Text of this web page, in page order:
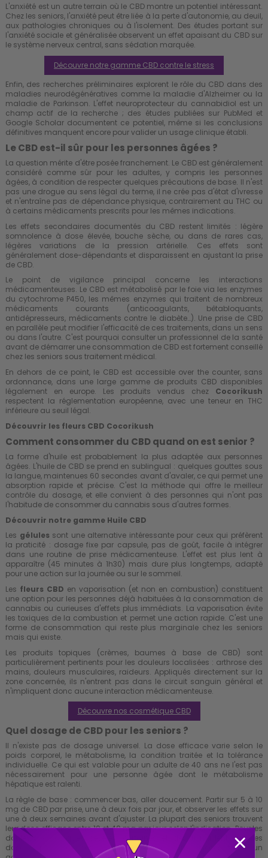
L'anxiété est un autre terrain où le CBD montre un potentiel intéressant.
Chez les seniors, l'anxiété peut être liée à la perte d'autonomie, au deuil,
aux pathologies chroniques ou à l'isolement. Des études portant sur
l'anxiété sociale et généralisée observent un effet apaisant du CBD sur
le système nerveux central, sans sédation marquée.
Découvre notre gamme CBD contre le stress
Enfin, des recherches préliminaires explorent le rôle du CBD dans des
maladies neurodégénératives comme la maladie d'Alzheimer ou la
maladie de Parkinson. L'effet neuroprotecteur du cannabidiol est un
champ actif de la recherche ; des études publiées sur PubMed et
Google Scholar documentent ce potentiel, même si les conclusions
définitives manquent encore pour valider un usage clinique établi.
Le CBD est-il sûr pour les personnes âgées ?
La question mérite d'être posée franchement. Le CBD est généralement
considéré comme sûr pour les adultes, y compris les personnes
âgées, à condition de respecter quelques précautions de base. Il n'est
pas une drogue au sens légal du terme, il ne crée pas d'état d'ivresse
et n'entraîne pas de dépendance physique, contrairement au THC ou
à certains médicaments prescrits pour les mêmes indications.
Les effets secondaires documentés du CBD restent limités : légère
somnolence à dose élevée, bouche sèche, ou dans de rares cas,
légères variations de la pression artérielle. Ces effets sont
généralement dose-dépendants et disparaissent en ajustant la prise
de CBD.
Le point de vigilance principal concerne les interactions
médicamenteuses. Le CBD est métabolisé par le foie via les enzymes
du cytochrome P450, les mêmes enzymes qui traitent de nombreux
médicaments courants (anticoagulants, bêtabloquants,
antidépresseurs, médicaments contre le diabète…). Une prise de CBD
en parallèle peut modifier l'efficacité de ces traitements, dans un sens
ou dans l'autre. C'est pourquoi consulter un professionnel de la santé
avant de démarrer une consommation de CBD est fortement conseillé
chez les seniors sous traitement médical.
En dehors de ce point, le CBD est accessible over the counter, sans
ordonnance, dans une large gamme de produits CBD disponibles
légalement en europe. Les produits vendus chez Cocorikush
respectent la réglementation européenne, avec une teneur en THC
inférieure au seuil légal.
Découvrir les fleurs CBD Cocorikush
Comment consommer du CBD quand on est senior ?
La forme d'huile est probablement la plus adaptée aux personnes
âgées. L'huile de CBD se prend en sublingual : quelques gouttes sous
la langue, maintenues 60 secondes avant d'avaler, ce qui permet une
absorption rapide et précise. C'est la méthode qui offre le meilleur
contrôle du dosage, et elle convient à des personnes qui n'ont pas
l'habitude de consommer du cannabis sous d'autres formes.
Découvrir notre gamme Huile CBD
Les gélules sont une alternative intéressante pour ceux qui préfèrent
la praticité : dosage fixe par capsule, pas de goût, facile à intégrer
dans une routine de prise médicamenteuse. L'effet est plus lent à
apparaître (45 minutes à 1h30) mais dure plus longtemps, adapté
pour une action sur la journée ou sur le sommeil.
Les fleurs CBD en vaporisation (et non en combustion) constituent
une option pour les personnes déjà habituées à la consommation de
cannabis ou curieuses d'effets plus immédiats. La vaporisation évite
les toxiques de la combustion et permet une action rapide. C'est une
forme de consommation qui reste plus marginale chez les seniors
mais qui existe.
Les produits topiques (crèmes, baumes à base de CBD) sont
particulièrement pertinents pour les douleurs localisées : arthrose des
mains, douleurs musculaires, raideurs. Appliqués directement sur la
zone concernée, ils n'entrent pas dans le circuit sanguin général et
n'impliquent donc aucune interaction médicamenteuse.
Découvre nos cosmétique CBD
Quel dosage de CBD pour les seniors ?
Il n'existe pas de dosage universel. La dose efficace varie selon le
poids corporel, le métabolisme, la condition traitée et la tolérance
individuelle. Ce qui est valable pour un adulte de 40 ans ne l'est pas
nécessairement pour une personne âgée dont le métabolisme
hépatique est ralenti.
La règle de base : commencer bas, aller doucement. Partir sur 5 à 10
mg de CBD par prise, une à deux fois par jour, et observer les effets sur
une à deux semaines avant d'ajuster. La plupart des seniors trouvent
leur dose efficace entre 10 et 40 mg par jour selon l'indication. Pour les
douleurs chroniques sévères, certaines études travaillent sur des
doses plus élevées, mais ces niveaux nécessitent un